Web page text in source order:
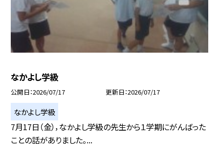
なかよし学級
公開日 2026/07/17 更新日 2026/07/17
なかよし学級
7月17日（金），なかよし学級の先生から１学期にがんばった
ことの話がありました。...